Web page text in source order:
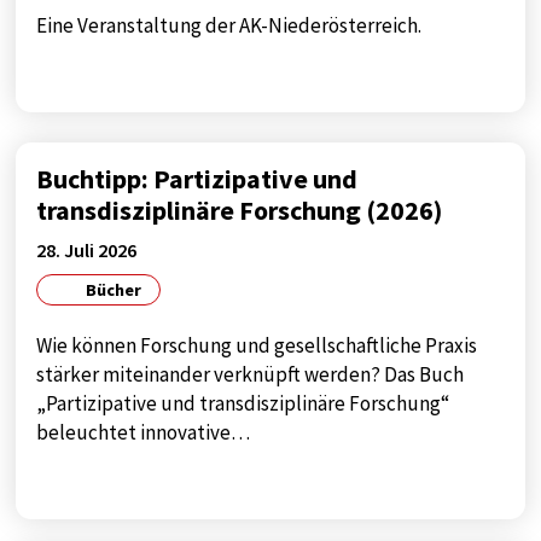
Eine Veranstaltung der AK-Niederösterreich.
Buchtipp: Partizipative und
transdisziplinäre Forschung (2026)
28. Juli 2026
Bücher
Wie können Forschung und gesellschaftliche Praxis
stärker miteinander verknüpft werden? Das Buch
„Partizipative und transdisziplinäre Forschung“
beleuchtet innovative…